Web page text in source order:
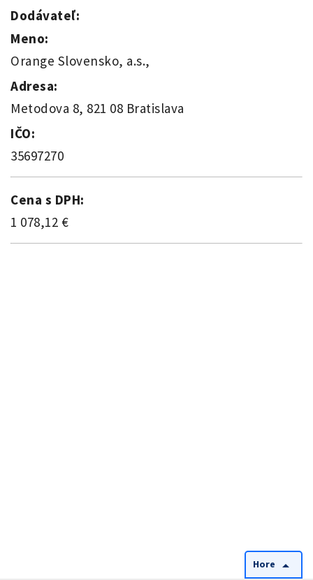
Dodávateľ:
Meno:
Orange Slovensko, a.s.,
Adresa:
Metodova 8, 821 08 Bratislava
IČO:
35697270
Cena s DPH:
1 078,12 €
Hore arrow_drop_up